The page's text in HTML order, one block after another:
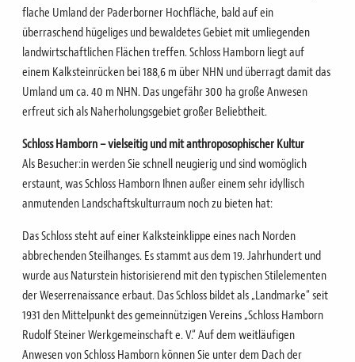
flache Umland der Paderborner Hochfläche, bald auf ein
überraschend hügeliges und bewaldetes Gebiet mit umliegenden
landwirtschaftlichen Flächen treffen. Schloss Hamborn liegt auf
einem Kalksteinrücken bei 188,6 m über NHN und überragt damit das
Umland um ca. 40 m NHN. Das ungefähr 300 ha große Anwesen
erfreut sich als Naherholungsgebiet großer Beliebtheit.
Schloss Hamborn – vielseitig und mit anthroposophischer Kultur
Als Besucher:in werden Sie schnell neugierig und sind womöglich
erstaunt, was Schloss Hamborn Ihnen außer einem sehr idyllisch
anmutenden Landschaftskulturraum noch zu bieten hat:
Das Schloss steht auf einer Kalksteinklippe eines nach Norden
abbrechenden Steilhanges. Es stammt aus dem 19. Jahrhundert und
wurde aus Naturstein historisierend mit den typischen Stilelementen
der Weserrenaissance erbaut. Das Schloss bildet als „Landmarke“ seit
1931 den Mittelpunkt des gemeinnützigen Vereins „Schloss Hamborn
Rudolf Steiner Werkgemeinschaft e. V.“ Auf dem weitläufigen
Anwesen von Schloss Hamborn können Sie unter dem Dach der